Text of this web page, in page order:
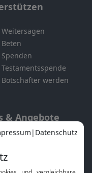
Weitersagen
Beten
Spenden
Testamentsspende
Botschafter werden
& Angebote
Mobile App